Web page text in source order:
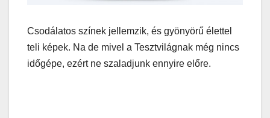
Csodálatos színek jellemzik, és gyönyörű élettel
teli képek. Na de mivel a Tesztvilágnak még nincs
időgépe, ezért ne szaladjunk ennyire előre.